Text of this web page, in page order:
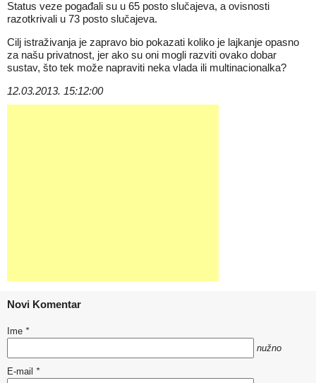
Status veze pogađali su u 65 posto slučajeva, a ovisnosti
razotkrivali u 73 posto slučajeva.
Cilj istraživanja je zapravo bio pokazati koliko je lajkanje opasno
za našu privatnost, jer ako su oni mogli razviti ovako dobar
sustav, što tek može napraviti neka vlada ili multinacionalka?
12.03.2013. 15:12:00
Novi Komentar
Ime *
nužno
E-mail *